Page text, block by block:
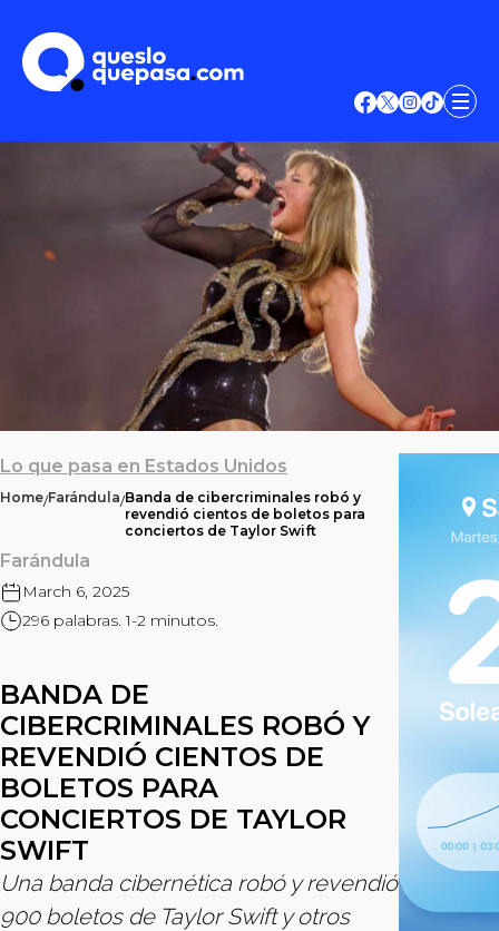
Lo que pasa en Estados Unidos
Home/Farándula/Banda de cibercriminales robó y
revendió cientos de boletos para
conciertos de Taylor Swift
Farándula
March 6, 2025
296 palabras. 1-2 minutos.
BANDA DE
CIBERCRIMINALES ROBÓ Y
REVENDIÓ CIENTOS DE
BOLETOS PARA
CONCIERTOS DE TAYLOR
SWIFT
Una banda cibernética robó y revendió
900 boletos de Taylor Swift y otros